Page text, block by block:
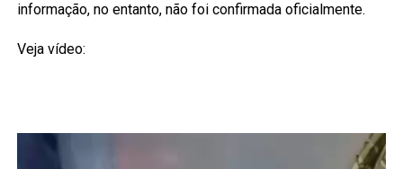
informação, no entanto, não foi confirmada oficialmente.
Veja vídeo: